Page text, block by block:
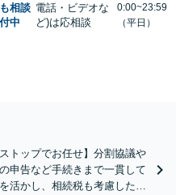
相談
中
電話・ビデオな
ど)は応相談
0:00~23:59
（平日）
トップでお任せ】分割協議や
申告など手続きまで一貫して
活かし、相続税も考慮した相